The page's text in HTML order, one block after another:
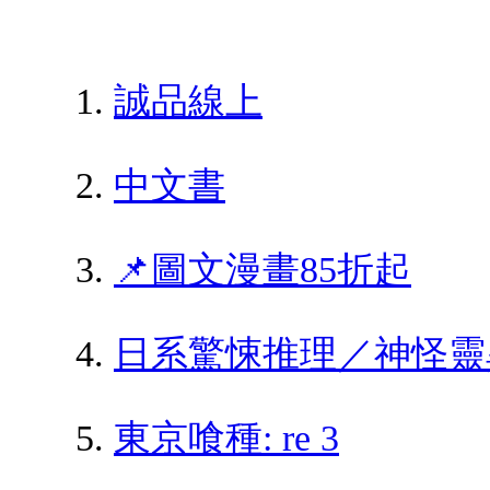
誠品線上
中文書
📌圖文漫畫85折起
日系驚悚推理／神怪
東京喰種: re 3